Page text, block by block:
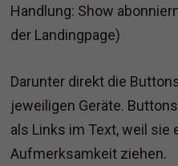
Handlung: Show
der Landingpage)
Darunter direkt die
jeweiligen Geräte.
als Links im Text, weil sie
Aufmerksamkeit ziehen.